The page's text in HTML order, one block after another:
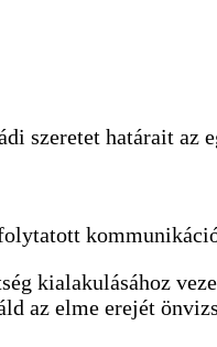
szeretet határait az
kialakulásához
az elme erejét